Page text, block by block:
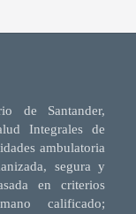
de Santander,
Integrales de
ambulatoria
segura y
en criterios
calificado;